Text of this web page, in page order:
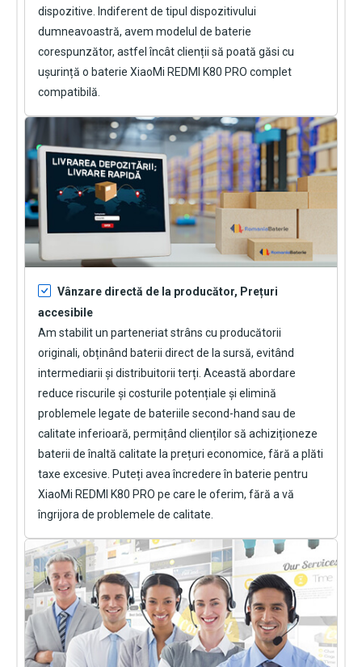
dispozitive. Indiferent de tipul dispozitivului
dumneavoastră, avem modelul de baterie
corespunzător, astfel încât clienții să poată găsi cu
ușurință o baterie XiaoMi REDMI K80 PRO complet
compatibilă.
Vânzare directă de la producător, Prețuri
accesibile
Am stabilit un parteneriat strâns cu producătorii
originali, obținând baterii direct de la sursă, evitând
intermediarii și distribuitorii terți. Această abordare
reduce riscurile și costurile potențiale și elimină
problemele legate de bateriile second-hand sau de
calitate inferioară, permițând clienților să achiziționeze
baterii de înaltă calitate la prețuri economice, fără a plăti
taxe excesive. Puteți avea încredere în baterie pentru
XiaoMi REDMI K80 PRO pe care le oferim, fără a vă
îngrijora de problemele de calitate.